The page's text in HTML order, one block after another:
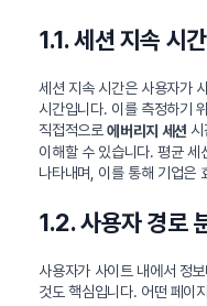
1.1. 세션 지속 시
세션 지속 시간은 사용자가
시간입니다. 이를 측정하기
직접적으로에버리지 세션 시
이해할 수 있습니다. 평균 세
나타내며, 이를 통해 기업은
1.2. 사용자 경로
사용자가 사이트 내에서 정
것도 핵심입니다. 어떤 페이